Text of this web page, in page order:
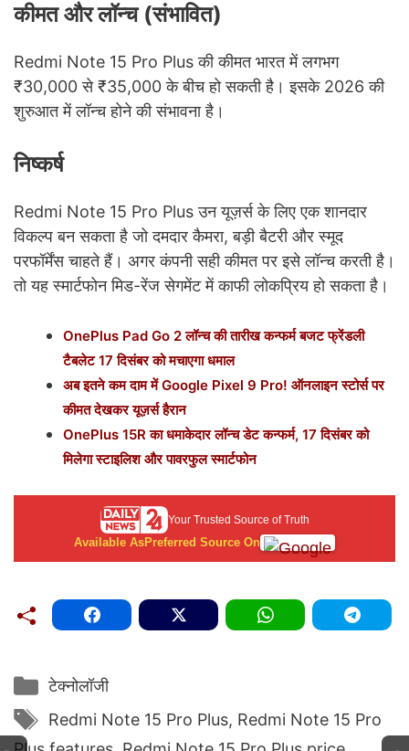
कीमत और लॉन्च (संभावित)
Redmi Note 15 Pro Plus की कीमत भारत में लगभग
₹30,000 से ₹35,000 के बीच हो सकती है। इसके 2026 की
शुरुआत में लॉन्च होने की संभावना है।
निष्कर्ष
Redmi Note 15 Pro Plus उन यूज़र्स के लिए एक शानदार
विकल्प बन सकता है जो दमदार कैमरा, बड़ी बैटरी और स्मूद
परफॉर्मेंस चाहते हैं। अगर कंपनी सही कीमत पर इसे लॉन्च करती है।
तो यह स्मार्टफोन मिड-रेंज सेगमेंट में काफी लोकप्रिय हो सकता है।
OnePlus Pad Go 2 लॉन्च की तारीख कन्फर्म बजट फ्रेंडली
टैबलेट 17 दिसंबर को मचाएगा धमाल
अब इतने कम दाम में Google Pixel 9 Pro! ऑनलाइन स्टोर्स पर
कीमत देखकर यूज़र्स हैरान
OnePlus 15R का धमाकेदार लॉन्च डेट कन्फर्म, 17 दिसंबर को
मिलेगा स्टाइलिश और पावरफुल स्मार्टफोन
Your Trusted Source of Truth
Available AsPreferred Source On
Categories
टेक्नोलॉजी
Tags
Redmi Note 15 Pro Plus, Redmi Note 15 Pro